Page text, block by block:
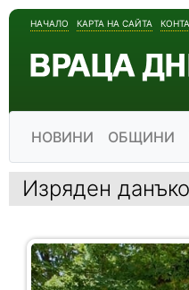
НАЧАЛО КАРТА НА САЙТА
НОВИНИ ОБЩИНИ
Изряден